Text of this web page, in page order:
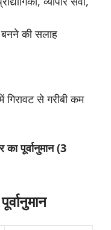
बनने की सलाह
गिरावट से गरीबी कम
का पूर्वानुमान(3
पूर्वानुमान